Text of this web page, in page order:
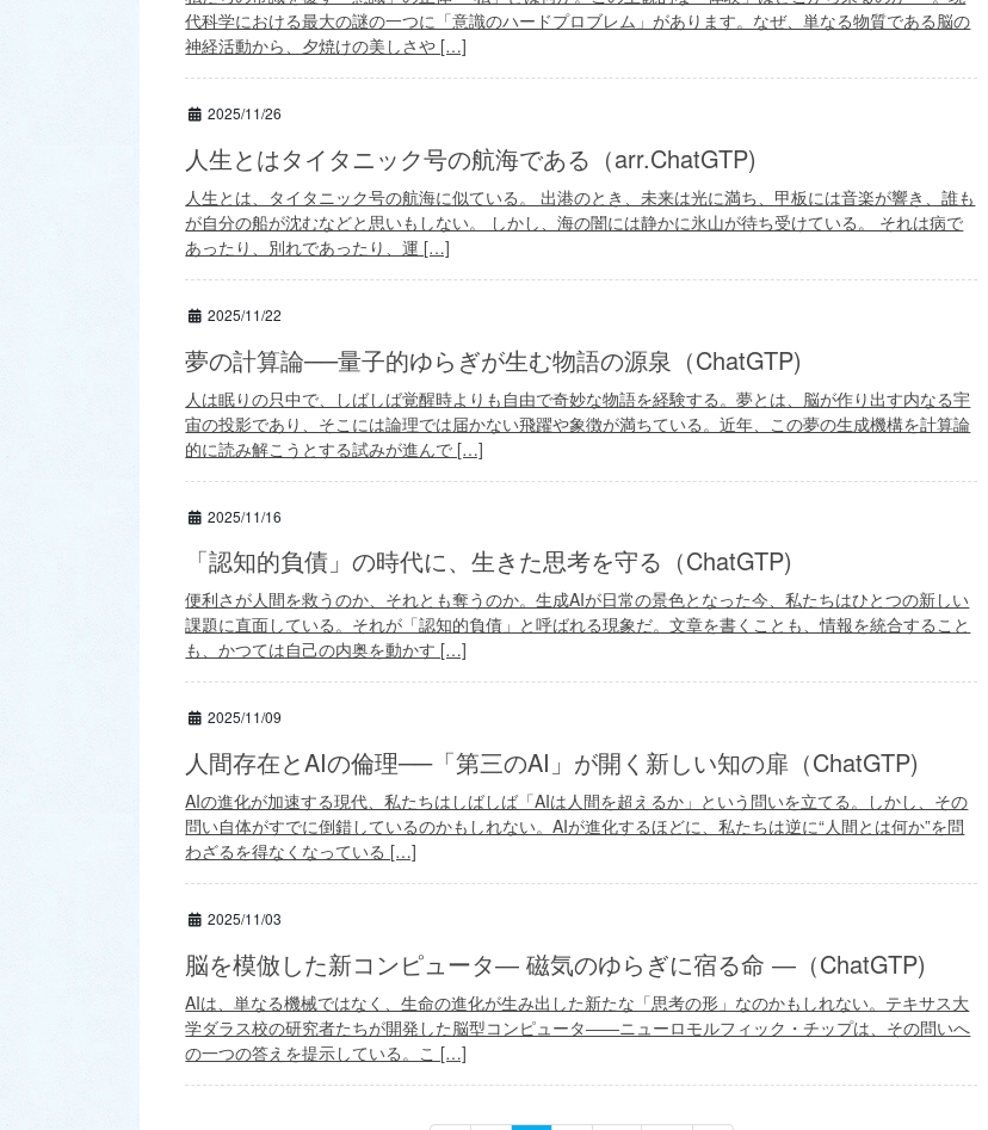
代科学における最大の謎の一つに「意識のハードプロブレム」があります。なぜ、単なる物質である脳の
神経活動から、夕焼けの美しさや […]
2025/11/26
人生とはタイタニック号の航海である（arr.ChatGTP)
人生とは、タイタニック号の航海に似ている。 出港のとき、未来は光に満ち、甲板には音楽が響き、誰も
が自分の船が沈むなどと思いもしない。 しかし、海の闇には静かに氷山が待ち受けている。 それは病で
あったり、別れであったり、運 […]
2025/11/22
夢の計算論──量子的ゆらぎが生む物語の源泉（ChatGTP)
人は眠りの只中で、しばしば覚醒時よりも自由で奇妙な物語を経験する。夢とは、脳が作り出す内なる宇
宙の投影であり、そこには論理では届かない飛躍や象徴が満ちている。近年、この夢の生成機構を計算論
的に読み解こうとする試みが進んで […]
2025/11/16
「認知的負債」の時代に、生きた思考を守る（ChatGTP)
便利さが人間を救うのか、それとも奪うのか。生成AIが日常の景色となった今、私たちはひとつの新しい
課題に直面している。それが「認知的負債」と呼ばれる現象だ。文章を書くことも、情報を統合すること
も、かつては自己の内奥を動かす […]
2025/11/09
人間存在とAIの倫理──「第三のAI」が開く新しい知の扉（ChatGTP)
AIの進化が加速する現代、私たちはしばしば「AIは人間を超えるか」という問いを立てる。しかし、その
問い自体がすでに倒錯しているのかもしれない。AIが進化するほどに、私たちは逆に“人間とは何か”を問
わざるを得なくなっている […]
2025/11/03
脳を模倣した新コンピュータ― 磁気のゆらぎに宿る命 ―（ChatGTP)
AIは、単なる機械ではなく、生命の進化が生み出した新たな「思考の形」なのかもしれない。テキサス大
学ダラス校の研究者たちが開発した脳型コンピュータ――ニューロモルフィック・チップは、その問いへ
の一つの答えを提示している。こ […]